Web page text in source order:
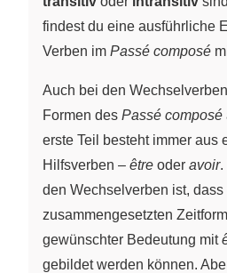
findest du eine ausführliche
Verben im Passé composé
Auch bei den
Formen des Passé composé
erste Teil besteht immer aus
Hilfsverben – être oder avoir.
den Wechselverben ist, dass
zusammengesetzten
gewünschter Bedeutung mit
gebildet werden können.